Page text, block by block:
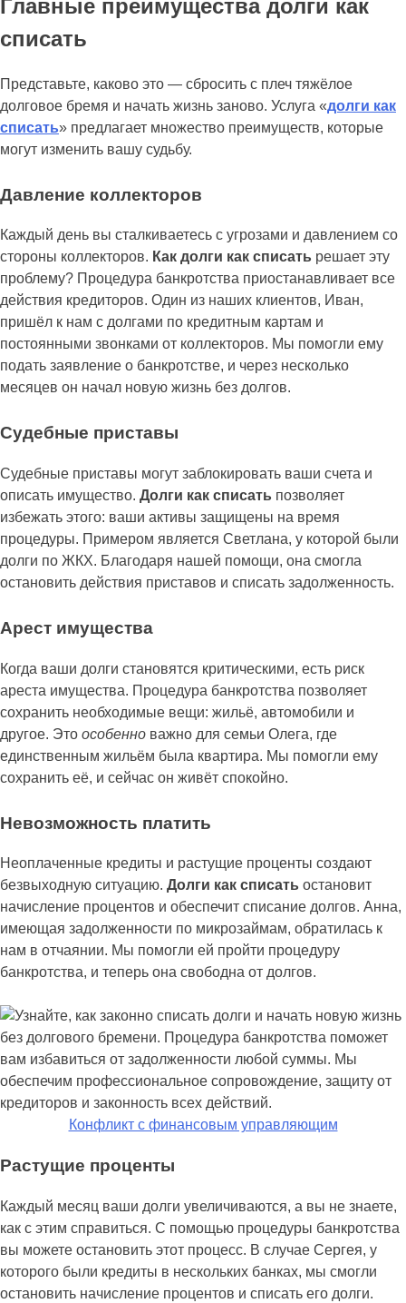
Главные преимущества долги как
списать
Представьте, каково это — сбросить с плеч тяжёлое
долговое бремя и начать жизнь заново. Услуга «долги как
списать» предлагает множество преимуществ, которые
могут изменить вашу судьбу.
Давление коллекторов
Каждый день вы сталкиваетесь с угрозами и давлением со
стороны коллекторов. Как долги как списать решает эту
проблему? Процедура банкротства приостанавливает все
действия кредиторов. Один из наших клиентов, Иван,
пришёл к нам с долгами по кредитным картам и
постоянными звонками от коллекторов. Мы помогли ему
подать заявление о банкротстве, и через несколько
месяцев он начал новую жизнь без долгов.
Судебные приставы
Судебные приставы могут заблокировать ваши счета и
описать имущество. Долги как списать позволяет
избежать этого: ваши активы защищены на время
процедуры. Примером является Светлана, у которой были
долги по ЖКХ. Благодаря нашей помощи, она смогла
остановить действия приставов и списать задолженность.
Арест имущества
Когда ваши долги становятся критическими, есть риск
ареста имущества. Процедура банкротства позволяет
сохранить необходимые вещи: жильё, автомобили и
другое. Это особенно важно для семьи Олега, где
единственным жильём была квартира. Мы помогли ему
сохранить её, и сейчас он живёт спокойно.
Невозможность платить
Неоплаченные кредиты и растущие проценты создают
безвыходную ситуацию. Долги как списать остановит
начисление процентов и обеспечит списание долгов. Анна,
имеющая задолженности по микрозаймам, обратилась к
нам в отчаянии. Мы помогли ей пройти процедуру
банкротства, и теперь она свободна от долгов.
Конфликт с финансовым управляющим
Растущие проценты
Каждый месяц ваши долги увеличиваются, а вы не знаете,
как с этим справиться. С помощью процедуры банкротства
вы можете остановить этот процесс. В случае Сергея, у
которого были кредиты в нескольких банках, мы смогли
остановить начисление процентов и списать его долги.